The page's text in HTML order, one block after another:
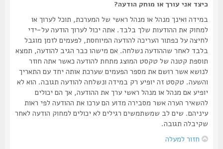
כיצד אני עורך או מוחק הודעה?
במידה ואינך מנהל או מנהל ראשי של המערכת, תוכל לערוך או
למחוק את ההודעות שלך בלבד. אתה יכול לערוך הודעה על-ידי
לחיצה על כפתור העריכה להודעה המיוחסת, לפעמים לזמן מוגבל
בלבד לאחר שההודעה נשלחה. אם מישהו כבר הגיב להודעה, תמצא
תוספת קטנה של טקסט המוצג מתחת להודעה כאשר אתה חוזר
לנושא אשר רושם את מספר הפעמים שערכת אותה יחד עם התאריך
והשעה. טקסט זה יופיע רק במידה ונשלחה להודעה תגובה. הוא לא
יופיע אם מנהל או מנהל ראשי ערך את ההודעה, אך הם יכולים
להשאיר הערה אשר מסבירה מדוע הם ערכו את ההודעה לפי ראות
עיניהם. שים לב שמשתמשים רגילים לא יכולים למחוק הודעה לאחר
שקיבלה תגובה.
חזור למעלה